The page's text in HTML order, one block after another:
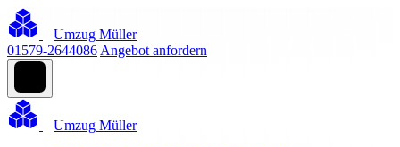
Umzug Müller
01579-2644086 Angebot anfordern
Umzug Müller